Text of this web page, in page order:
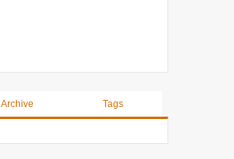
Archive Tags